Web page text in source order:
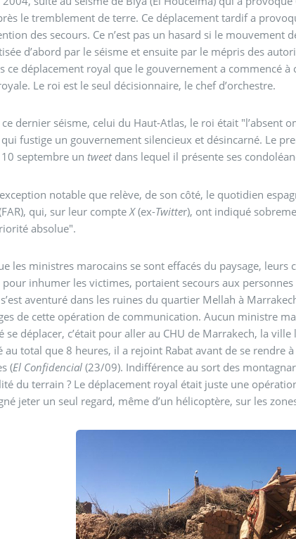
le tremblement de terre. Ce déplacement tardif a
des secours. Ce n’est pas un hasard si le
d’abord par le séisme et ensuite par le mépris des
ce déplacement royal que le gouvernement a commencé
Le roi est le seul décisionnaire, le chef d’orchestre.
ce dernier séisme, celui du Haut-Atlas, le roi était
désincarné. Le premier ministre Aziz Akhanouch, s’est contenté de publier le
septembre un tweet dans lequel il présente ses
exception notable que relève, de son côté, le quotidien
qui, sur leur compteX(ex-Twitter), ont indiqué
absolue".
les ministres marocains se sont effacés du paysage,
inhumer les victimes, portaient secours aux
s’est aventuré dans les ruines du quartier Mellah à
de cette opération de communication. Aucun ministre
se déplacer, c’était pour aller au CHU de Marrakech, la
au total que 8 heures, il a rejoint Rabat avant de se
(El Confidencial(23/09). Indifférence au sort des
du terrain ? Le déplacement royal était juste une
jeter un seul regard, même d’un hélicoptère, sur les